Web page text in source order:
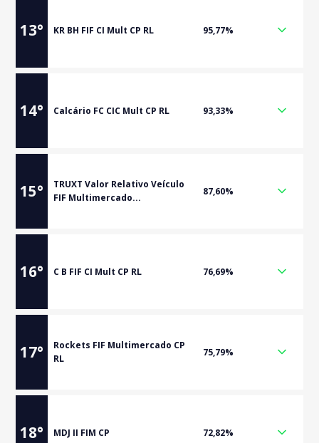
13° KR BH FIF CI Mult CP RL 95,77%
14° Calcário FC CIC Mult CP RL 93,33%
15°
TRUXT Valor Relativo Veículo
FIF Multimercado...
87,60%
16° C B FIF CI Mult CP RL 76,69%
17°
Rockets FIF Multimercado CP
RL
75,79%
18° MDJ II FIM CP 72,82%